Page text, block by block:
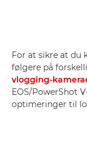
For at sikre at du
følgere på
vlogging-
EOS/PowerShot
optimeringer til